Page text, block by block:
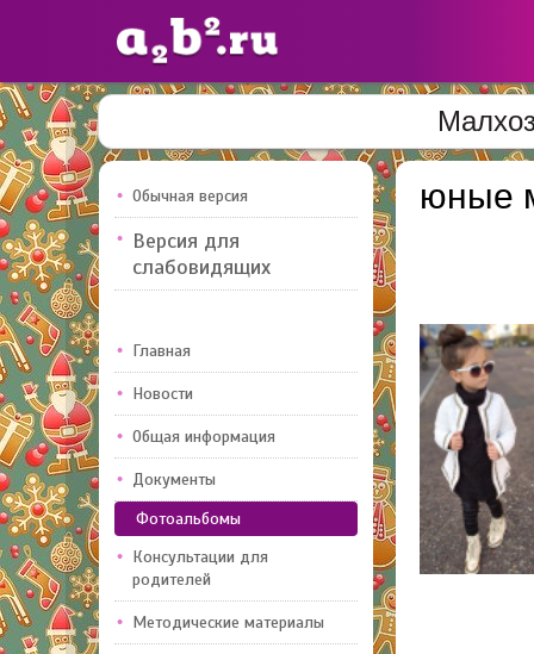
Сайты
педагогов
Добавлено — 10947
Обычная версия
Версия для
слабовидящих
Главная
Новости
Общая информация
Документы
Фотоальбомы
Консультации для
родителей
Методические материалы
юные